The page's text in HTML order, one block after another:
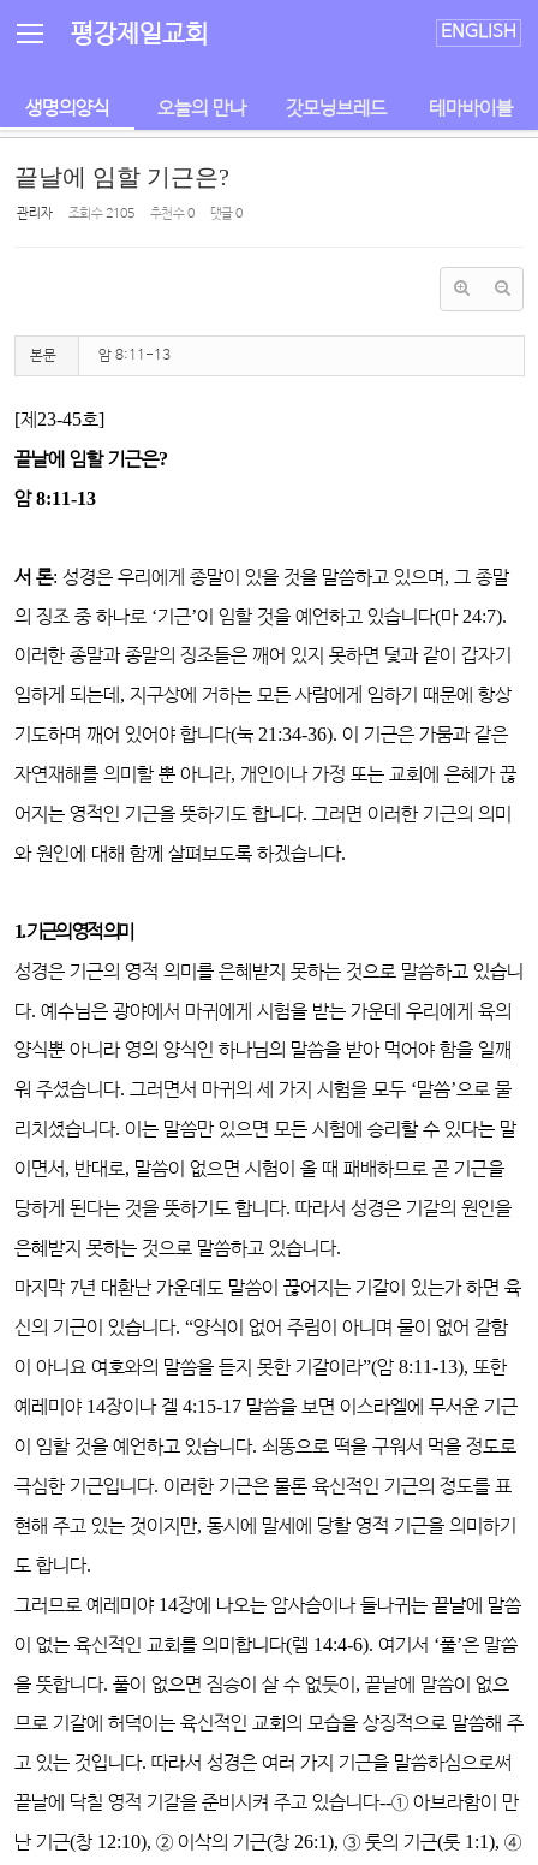
평강제일교회 ENGLISH
생명의양식 오늘의 만나 갓모닝브레드 테마바이블
끝날에 임할 기근은?
관리자 조회 수2105 추천 수0 댓글0
본문 암 8:11-13
[제 23-45호]
끝날에 임할 기근은?
암8:11-13
서 론: 성경은 우리에게 종말이 있을 것을 말씀하고 있으며, 그 종말
의 징조 중 하나로 ‘기근’이 임할 것을 예언하고 있습니다(마 24:7).
이러한 종말과 종말의 징조들은 깨어 있지 못하면 덫과 같이 갑자기
임하게 되는데 , 지구상에 거하는 모든 사람에게 임하기 때문에 항상
기도하며 깨어 있어야 합니다(눅 21:34-36). 이 기근은 가뭄과 같은
자연재해를 의미할 뿐 아니라, 개인이나 가정 또는 교회에 은혜가 끊
어지는 영적인 기근을 뜻하기도 합니다. 그러면 이러한 기근의 의미
와 원인에 대해 함께 살펴보도록 하겠습니다.
1.기근의 영적 의미
성경은 기근의 영적 의미를 은혜받지 못하는 것으로 말씀하고 있습니
다. 예수님은 광야에서 마귀에게 시험을 받는 가운데 우리에게 육의
양식뿐 아니라 영의 양식인 하나님의 말씀을 받아 먹어야 함을 일깨
워 주셨습니다. 그러면서 마귀의 세 가지 시험을 모두 ‘말씀’으로 물
리치셨습니다. 이는 말씀만 있으면 모든 시험에 승리할 수 있다는 말
이면서, 반대로, 말씀이 없으면 시험이 올 때 패배하므로 곧 기근을
당하게 된다는 것을 뜻하기도 합니다. 따라서 성경은 기갈의 원인을
은혜받지 못하는 것으로 말씀하고 있습니다.
마지막 7년 대환난 가운데도 말씀이 끊어지는 기갈이 있는가 하면 육
신의 기근이 있습니다. “양식이 없어 주림이 아니며 물이 없어 갈함
이 아니요 여호와의 말씀을 듣지 못한 기갈이라”(암 8:11-13), 또한
예레미야 14장이나 겔 4:15-17 말씀을 보면 이스라엘에 무서운 기근
이 임할 것을 예언하고 있습니다. 쇠똥으로 떡을 구워서 먹을 정도로
극심한 기근입니다. 이러한 기근은 물론 육신적인 기근의 정도를 표
현해 주고 있는 것이지만, 동시에 말세에 당할 영적 기근을 의미하기
도 합니다.
그러므로 예레미야 14장에 나오는 암사슴이나 들나귀는 끝날에 말씀
이 없는 육신적인 교회를 의미합니다(렘 14:4-6). 여기서 ‘풀’은 말씀
을 뜻합니다. 풀이 없으면 짐승이 살 수 없듯이 , 끝날에 말씀이 없으
므로 기갈에 허덕이는 육신적인 교회의 모습을 상징적으로 말씀해 주
고 있는 것입니다. 따라서 성경은 여러 가지 기근을 말씀하심으로써
끝날에 닥칠 영적 기갈을 준비시켜 주고 있습니다--① 아브라함이 만
난 기근(창 12:10), ② 이삭의 기근(창 26:1), ③ 룻의 기근(룻 1:1), ④